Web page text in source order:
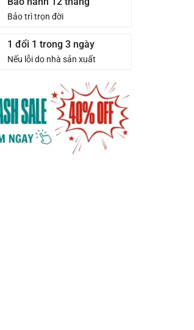
Bảo trì trọn đời
1 đổi 1 trong 3 ngày
Nếu lỗi do nhà sản xuất